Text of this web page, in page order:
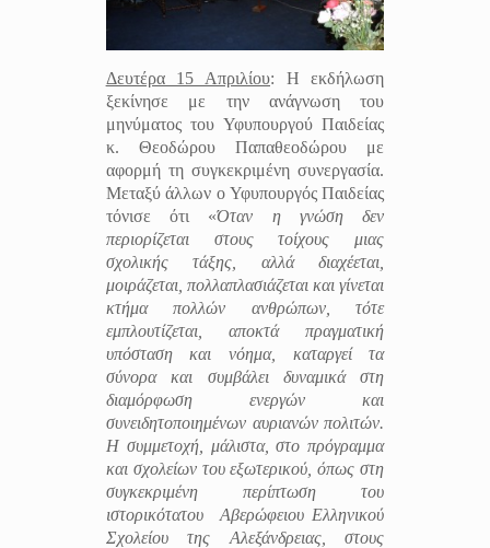
Δευτέρα 15 Απριλίου: Η εκδήλωση
ξεκίνησε με την ανάγνωση του
μηνύματος του Υφυπουργού Παιδείας
κ. Θεοδώρου Παπαθεοδώρου με
αφορμή τη συγκεκριμένη συνεργασία.
Μεταξύ άλλων ο Υφυπουργός Παιδείας
τόνισε ότι «Όταν η γνώση δεν
περιορίζεται στους τοίχους μιας
σχολικής τάξης, αλλά διαχέεται,
μοιράζεται, πολλαπλασιάζεται και γίνεται
κτήμα πολλών ανθρώπων, τότε
εμπλουτίζεται, αποκτά πραγματική
υπόσταση και νόημα, καταργεί τα
σύνορα και συμβάλει δυναμικά στη
διαμόρφωση ενεργών και
συνειδητοποιημένων αυριανών πολιτών.
Η συμμετοχή, μάλιστα, στο πρόγραμμα
και σχολείων του εξωτερικού, όπως στη
συγκεκριμένη περίπτωση του
ιστορικότατου
Αβερώφειου Ελληνικού
Σχολείου της Αλεξάνδρειας, στους